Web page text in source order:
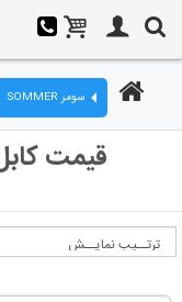
سومر SOMMER
قیمت